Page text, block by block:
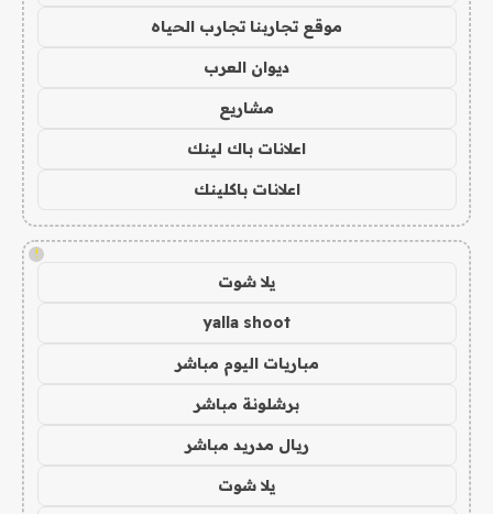
موقع تجاربنا تجارب الحياه
ديوان العرب
مشاريع
اعلانات باك لينك
اعلانات باكلينك
!
يلا شوت
yalla shoot
مباريات اليوم مباشر
برشلونة مباشر
ريال مدريد مباشر
يلا شوت